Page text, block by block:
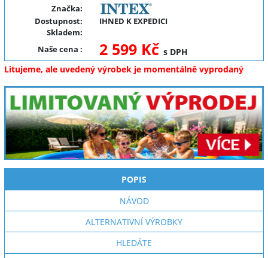
Značka:
Dostupnost:
IHNED K EXPEDICI
Skladem:
Naše cena : 2 599 Kč s DPH
Litujeme, ale uvedený výrobek je momentálně vyprodaný
POPIS
NÁVOD
ALTERNATIVNÍ VÝROBKY
HLEDÁTE